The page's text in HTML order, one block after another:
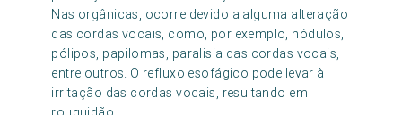
Nas orgânicas, ocorre devido a alguma alteração
das cordas vocais, como, por exemplo, nódulos,
pólipos, papilomas, paralisia das cordas vocais,
entre outros. O refluxo esofágico pode levar à
irritação das cordas vocais, resultando em